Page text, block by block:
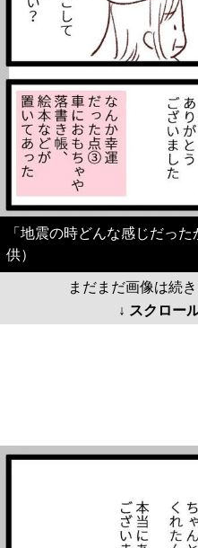
「地震の時どんな感じだっ
供）
まだまだ画像は続
↓ スクロー